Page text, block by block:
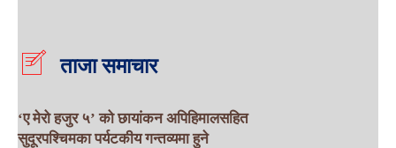
ताजा समाचार
‘ए मेरो हजुर ५’ को छायांकन अपिहिमालसहित
सुदूरपश्चिमका पर्यटकीय गन्तव्यमा हुने